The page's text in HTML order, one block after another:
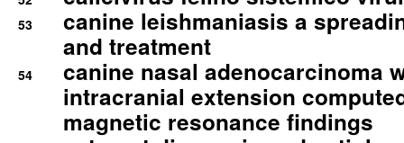
53
canine leishmaniasis a
and treatment
54
canine nasal adenocarcinoma
intracranial extension
magnetic resonance findings